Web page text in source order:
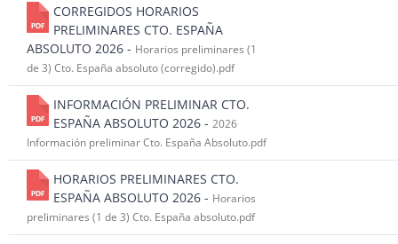
CORREGIDOS HORARIOS
PRELIMINARES CTO. ESPAÑA
ABSOLUTO 2026 - Horarios preliminares (1
de 3) Cto. España absoluto (corregido).pdf
INFORMACIÓN PRELIMINAR CTO.
ESPAÑA ABSOLUTO 2026 - 2026
Información preliminar Cto. España Absoluto.pdf
HORARIOS PRELIMINARES CTO.
ESPAÑA ABSOLUTO 2026 - Horarios
preliminares (1 de 3) Cto. España absoluto.pdf